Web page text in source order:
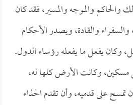
والحاكم والموجه والمسير، فقد كان
والقادة، ويصدر الأحكام
وكان يفعل ما يفعله رؤساء الدول.
وكانت الأرض كلها له،
تمسح على قدميه، وأن تقدم الحذاء